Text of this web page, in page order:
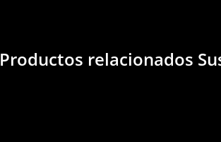
Productos relacionados